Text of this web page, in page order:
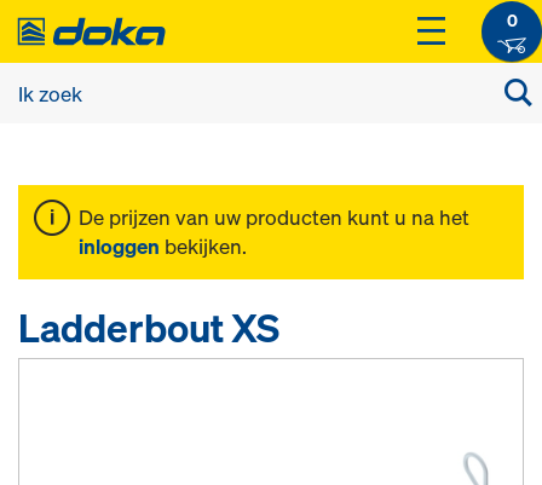
0
De prijzen van uw producten kunt u na het
inloggen bekijken.
Ladderbout XS